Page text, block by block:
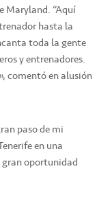
Maryland. “Aquí
hasta la
toda la gente
y entrenadores.
comentó en alusión
paso de mi
en una
gran oportunidad